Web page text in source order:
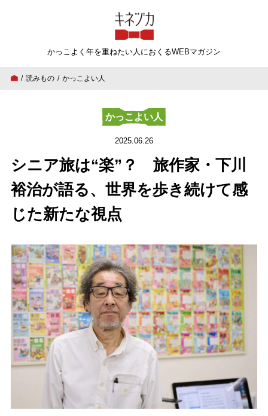
キネヅカ
かっこよく年を重ねたい人 におくるWEBマガジン
読みもの かっこよい人
かっこよい人
2025.06.26
シニア旅は“楽”？ 旅作家・下川
裕治が語る、世界を歩き続けて感
じた新たな視点